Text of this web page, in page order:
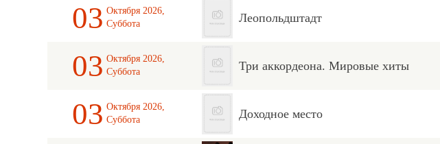
03 Октября 2026,
Суббота
Леопольдштадт
03 Октября 2026,
Суббота
Три аккордеона. Мировые хиты
03 Октября 2026,
Суббота
Доходное место